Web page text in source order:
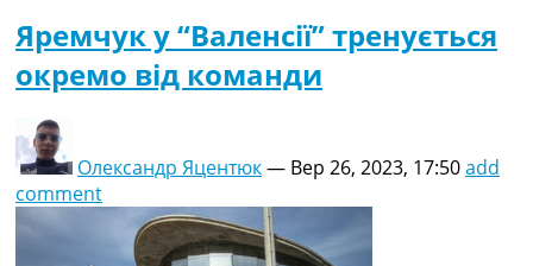
Яремчук у “Валенсії” тренується
окремо від команди
Олександр Яцентюк— Вер 26, 2023, 17:50add
comment